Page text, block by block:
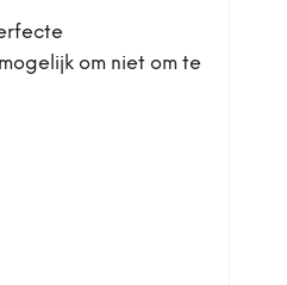
om niet om te